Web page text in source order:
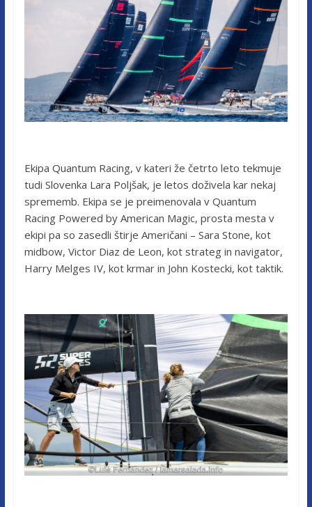
Ekipa Quantum Racing, v kateri že četrto leto tekmuje
tudi Slovenka Lara Poljšak, je letos doživela kar nekaj
sprememb. Ekipa se je preimenovala v Quantum
Racing Powered by American Magic, prosta mesta v
ekipi pa so zasedli štirje Američani – Sara Stone, kot
midbow, Victor Diaz de Leon, kot strateg in navigator,
Harry Melges IV, kot krmar in John Kostecki, kot taktik.